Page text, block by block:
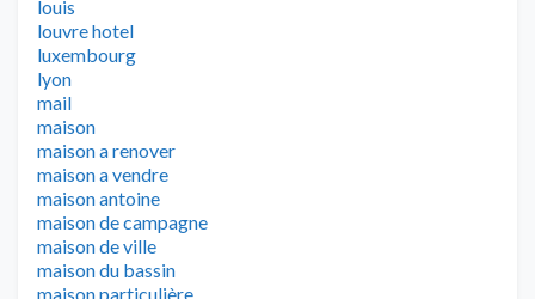
louis
louvre hotel
luxembourg
lyon
mail
maison
maison a renover
maison a vendre
maison antoine
maison de campagne
maison de ville
maison du bassin
maison particulière